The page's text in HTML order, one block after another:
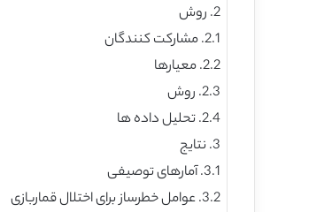
2. روش
2.1. مشارکت کنندگان
2.2. معیارها
2.3. روش
2.4. تحلیل داده ها
3. نتایج
3.1. آمارهای توصیفی
3.2. عوامل خطرساز برای اختلال قماربازی